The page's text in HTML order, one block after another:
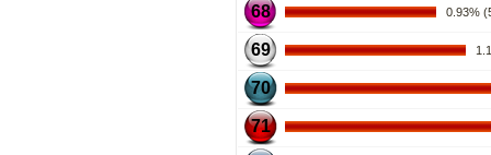
68 0.93%
69
70
71